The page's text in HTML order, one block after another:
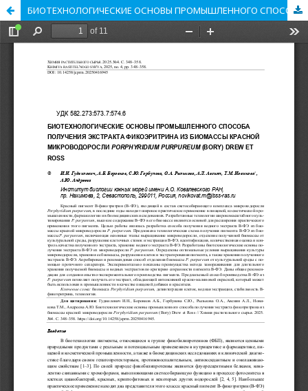
БИОТЕХНОЛОГИЧЕСКИЕ ОСНОВЫ ПРОМЫШЛЕННОГО СПОСОБА ПОЛУЧЕНИЯ ЭКСТРАКТА ФИКОЭРИТРИНА ИЗ БИОМАССЫ КРАСНОЙ МИКРОВОДОРОСЛИ PORPHYRIDIUM PURPUREUM (BORY) DREW ET ROSS